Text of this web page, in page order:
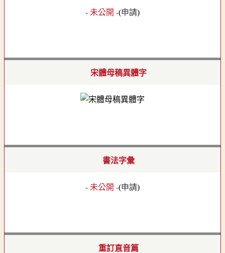
- 未公開 -(申請)
宋體母稿異體字
書法字彙
- 未公開 -(申請)
重訂直音篇